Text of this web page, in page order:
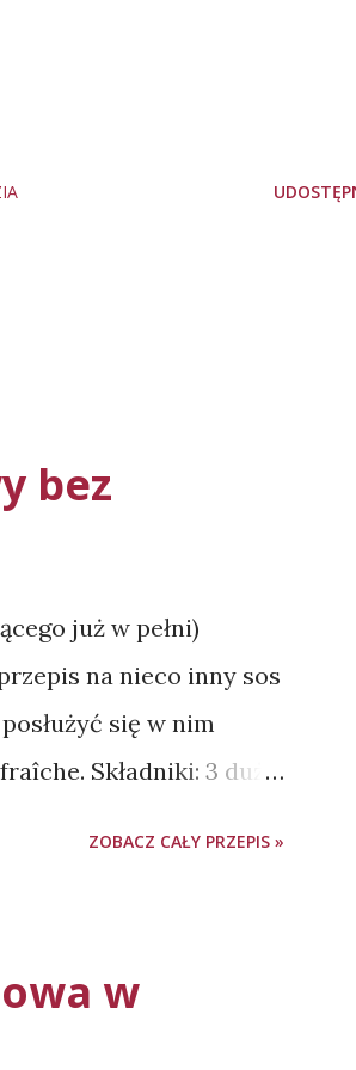
bez
już w pełni)
na nieco inny sos
się w nim
Składniki: 3 duże
listki i drobno
dodajemy crème
ZOBACZ CAŁY PRZEPIS »
w